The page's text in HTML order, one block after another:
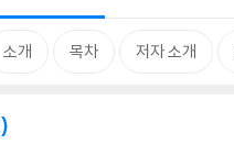
소개 목차 저자 소개